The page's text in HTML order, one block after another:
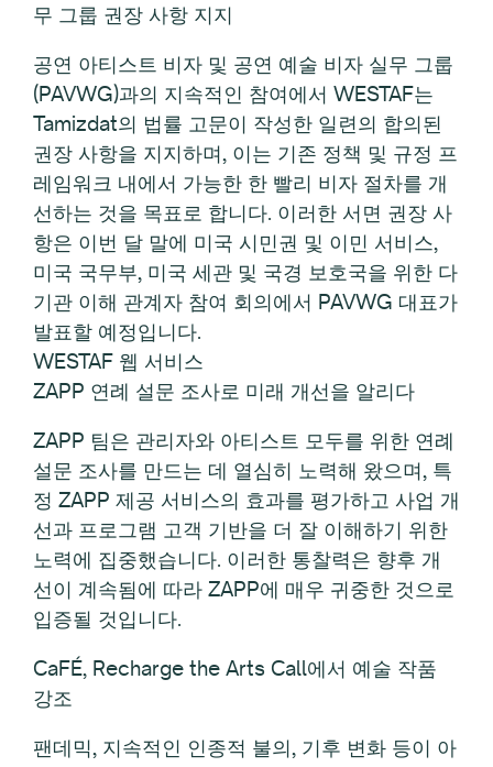
무 그룹 권장 사항 지지
공연 아티스트 비자 및 공연 예술 비자 실무 그룹
(PAVWG)과의 지속적인 참여에서 WESTAF는
Tamizdat의 법률 고문이 작성한 일련의 합의된
권장 사항을 지지하며, 이는 기존 정책 및 규정 프
레임워크 내에서 가능한 한 빨리 비자 절차를 개
선하는 것을 목표로 합니다. 이러한 서면 권장 사
항은 이번 달 말에 미국 시민권 및 이민 서비스,
미국 국무부, 미국 세관 및 국경 보호국을 위한 다
기관 이해 관계자 참여 회의에서 PAVWG 대표가
발표할 예정입니다.
WESTAF 웹 서비스
ZAPP 연례 설문 조사로 미래 개선을 알리다
ZAPP 팀은 관리자와 아티스트 모두를 위한 연례
설문 조사를 만드는 데 열심히 노력해 왔으며, 특
정 ZAPP 제공 서비스의 효과를 평가하고 사업 개
선과 프로그램 고객 기반을 더 잘 이해하기 위한
노력에 집중했습니다. 이러한 통찰력은 향후 개
선이 계속됨에 따라 ZAPP에 매우 귀중한 것으로
입증될 것입니다.
CaFÉ, Recharge the Arts Call에서 예술 작품
강조
팬데믹, 지속적인 인종적 불의, 기후 변화 등이 아